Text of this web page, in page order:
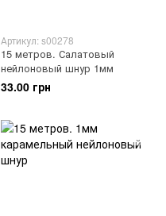
Артикул: s00278
15 метров. Салатовый
нейлоновый шнур 1мм
33.00 грн